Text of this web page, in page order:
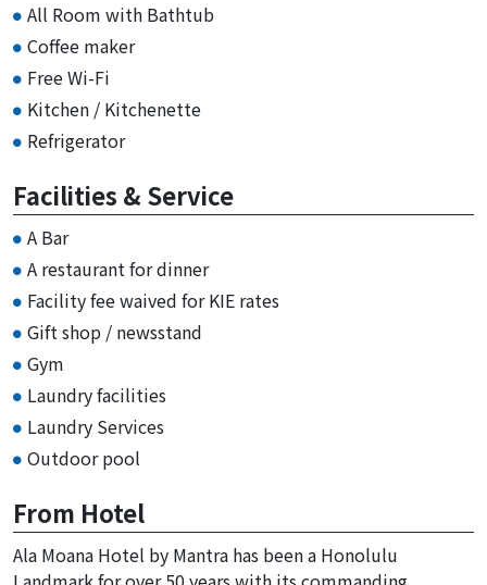
All Room with Bathtub
Coffee maker
Free Wi-Fi
Kitchen / Kitchenette
Refrigerator
Facilities & Service
A Bar
A restaurant for dinner
Facility fee waived for KIE rates
Gift shop / newsstand
Gym
Laundry facilities
Laundry Services
Outdoor pool
From Hotel
Ala Moana Hotel by Mantra has been a Honolulu